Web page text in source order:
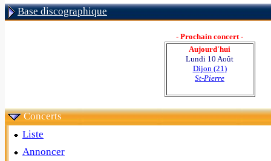
Base discographique
- Prochain concert -
Aujourd'hui
Lundi 10 Août
Dijon (21)
St-Pierre
Concerts
Liste
Annoncer